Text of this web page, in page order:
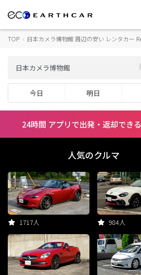
TOP › 日本カメラ博物館 周辺の安い レンタカー
今日 明日
24時間 アプリで出発・返却でき
人気のクルマ
1717人 984人